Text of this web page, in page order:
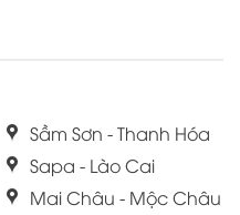
Sầm Sơn - Thanh Hóa
Sapa - Lào Cai
Mai Châu - Mộc Châu